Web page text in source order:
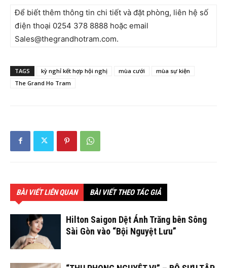
Để biết thêm thông tin chi tiết và đặt phòng, liên hệ số
điện thoại 0254 378 8888 hoặc email
Sales@thegrandhotram.com.
TAGS kỳ nghỉ kết hợp hội nghị mùa cưới
mùa sự kiện
The Grand Ho Tram
BÀI VIẾT LIÊN QUAN BÀI VIẾT THEO TÁC GIẢ
Hilton Saigon Dệt Ánh Trăng bên Sông
Sài Gòn vào “Bội Nguyệt Lưu”